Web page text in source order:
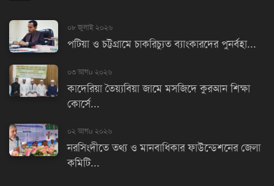
০৮ জুলাই ২০২৬
পটিয়া ও চট্টগ্রামে চাকরিচ্যুত ব্যাংকারদের পুনর্বহা...
০৩ আগu ২০২৬
কাদেরিয়া তৈয়্যবিয়া জামে মসজিদে কুরআন শিক্ষা
কোর্সে...
০২ আগu ২০২৬
নরসিংদীতে তথ্য ও মানবাধিকার ফাউন্ডেশনের জেলা
কমিটি...